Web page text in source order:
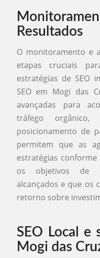
Resultados
O monitoramento e
etapas cruciais
estratégias de SEO
SEO em Mogi das
avançadas para
tráfego
posicionamento de
permitem que as
estratégias
os objetivos de
alcançados e que os
retorno sobre
SEO Local e
Mogi das